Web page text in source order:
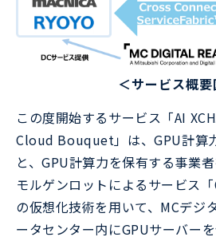
＜サービス概要
この度開始するサービス「AI
Cloud Bouquet」は、GPU計算
と、GPU計算力を保有する事業
モルゲンロットによるサービス
の仮想化技術を用いて、MCデジ
ータセンター内にGPUサーバー